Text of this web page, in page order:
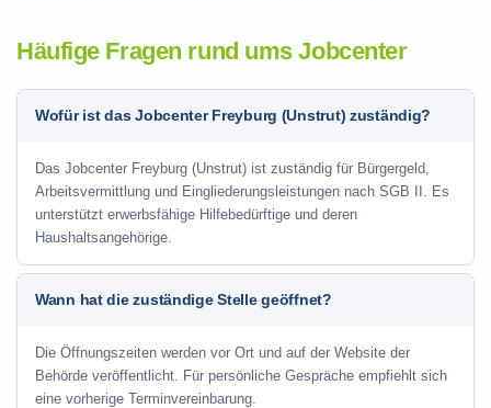
Häufige Fragen rund ums Jobcenter
Wofür ist das Jobcenter Freyburg (Unstrut) zuständig?
Das Jobcenter Freyburg (Unstrut) ist zuständig für Bürgergeld,
Arbeitsvermittlung und Eingliederungsleistungen nach SGB II. Es
unterstützt erwerbsfähige Hilfebedürftige und deren
Haushaltsangehörige.
Wann hat die zuständige Stelle geöffnet?
Die Öffnungszeiten werden vor Ort und auf der Website der
Behörde veröffentlicht. Für persönliche Gespräche empfiehlt sich
eine vorherige Terminvereinbarung.